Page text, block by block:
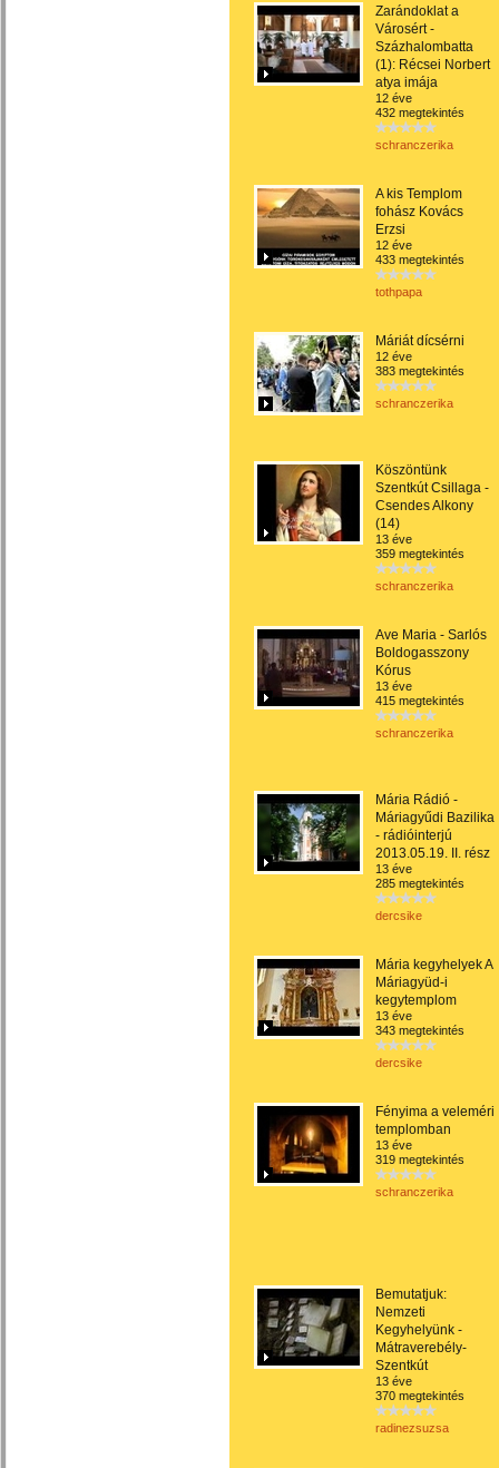
Zarándoklat a
Városért -
Százhalombatta
(1): Récsei Norbert
atya imája
12 éve
432 megtekintés
schranczerika
A kis Templom
fohász Kovács
Erzsi
12 éve
433 megtekintés
tothpapa
Máriát dícsérni
12 éve
383 megtekintés
schranczerika
Köszöntünk
Szentkút Csillaga -
Csendes Alkony
(14)
13 éve
359 megtekintés
schranczerika
Ave Maria - Sarlós
Boldogasszony
Kórus
13 éve
415 megtekintés
schranczerika
Mária Rádió -
Máriagyűdi Bazilika
- rádióinterjú
2013.05.19. II. rész
13 éve
285 megtekintés
dercsike
Mária kegyhelyek A
Máriagyüd-i
kegytemplom
13 éve
343 megtekintés
dercsike
Fényima a veleméri
templomban
13 éve
319 megtekintés
schranczerika
Bemutatjuk:
Nemzeti
Kegyhelyünk -
Mátraverebély-
Szentkút
13 éve
370 megtekintés
radinezsuzsa